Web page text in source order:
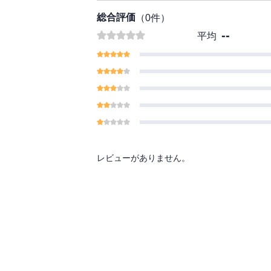
総合評価 （0件）
平均 --
レビューがありません。